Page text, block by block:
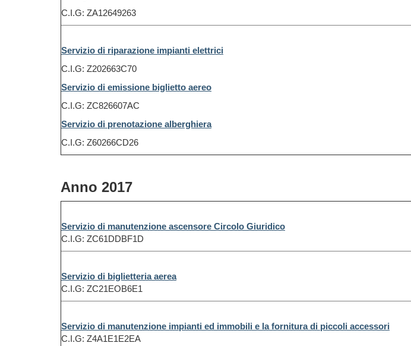
C.I.G: ZA12649263
Servizio di riparazione impianti elettrici
C.I.G: Z202663C70
Servizio di emissione biglietto aereo
C.I.G: ZC826607AC
Servizio di prenotazione alberghiera
C.I.G: Z60266CD26
Anno 2017
Servizio di manutenzione ascensore Circolo Giuridico
C.I.G: ZC61DDBF1D
Servizio di biglietteria aerea
C.I.G: ZC21EOB6E1
Servizio di manutenzione impianti ed immobili e la fornitura di piccoli accessori
C.I.G: Z4A1E1E2EA